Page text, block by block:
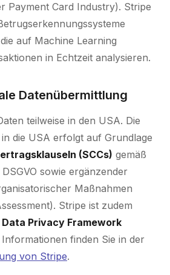
Payment Card Industry). Stripe
auf Machine Learning
in Echtzeit analysieren.
Datenübermittlung
teilweise in den USA. Die
die USA erfolgt auf Grundlage
(SCCs) gemäß
sowie ergänzender
Maßnahmen
Stripe ist zudem
Data Privacy Framework
finden Sie in der
von Stripe.